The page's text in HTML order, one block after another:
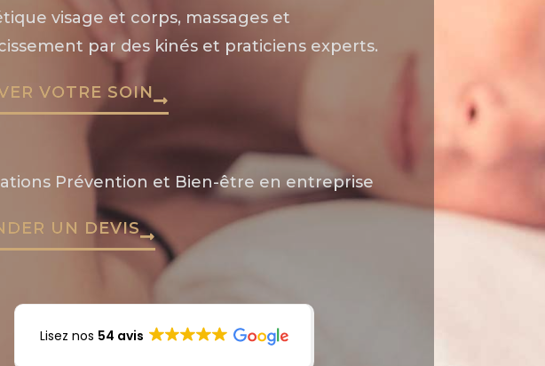
visage et corps, massages et
par des kinés et praticiens experts.
VOTRE SOIN
Prévention et Bien-être en entreprise
UN DEVIS
Lisez nos 54 avis